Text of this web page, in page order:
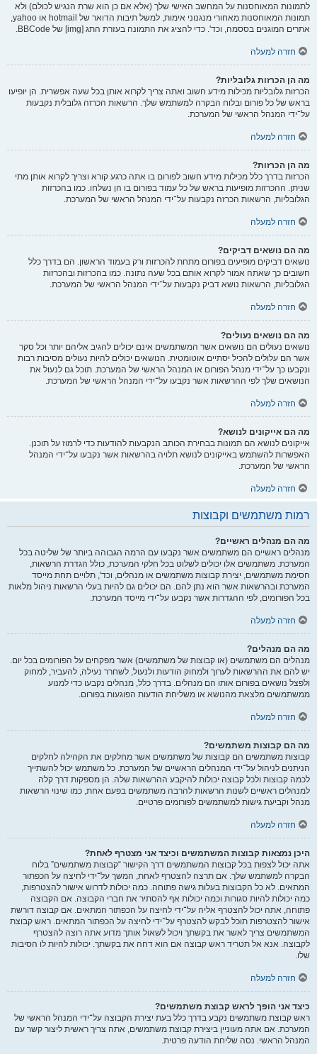
לתמונות המאוחסנות על המחשב האישי שלך (אלא אם כן הוא שרת הנגיש לכולם) ולא
תמונות המאוחסנות מאחורי מנגנוני אימות, למשל תיבות הדואר של hotmail או yahoo,
אתרים המוגנים בססמה, וכד'. כדי להציג את התמונה בעזרת התג [img] של BBCode.
חזרה למעלה
מה הן הכרזות גלובליות?
הכרזות גלובליות מכילות מידע חשוב ואתה צריך לקרוא אותן בכל שעה אפשרית. הן יופיעו
בראש של כל פורום ובלוח הבקרה למשתמש שלך. הרשאות הכרזה גלובלית נקבעות
על־ידי המנהל הראשי של המערכת.
חזרה למעלה
מה הן הכרזות?
הכרזות בדרך כלל מכילות מידע חשוב לפורום בו אתה כרגע קורא וצריך לקרוא אותן מתי
שניתן. ההכרזות מופיעות בראש של כל עמוד בפורום בו הן נשלחו. כמו בהכרזות
הגלובליות, הרשאות הכרזה נקבעות על־ידי המנהל הראשי של המערכת.
חזרה למעלה
מה הם נושאים דביקים?
נושאים דביקים מופיעים בפורום מתחת להכרזות ורק בעמוד הראשון. הם בדרך כלל
חשובים כך שאתה אמור לקרוא אותם בכל שעה נתונה. כמו בהכרזות ובהכרזות
הגלובליות, הרשאות נושא דביק נקבעות על־ידי המנהל הראשי של המערכת.
חזרה למעלה
מה הם נושאים נעולים?
נושאים נעולים הם נושאים אשר המשתמשים אינם יכולים להגיב אליהם יותר וכל סקר
אשר הם עלולים להכיל יסתיים אוטומטית. הנושאים יכולים להיות נעולים מסיבות רבות
ונקבעו כך על־ידי מנהל הפורום או המנהל הראשי של המערכת. תוכל גם לנעול את
הנושאים שלך לפי ההרשאות אשר נקבעו על־ידי המנהל הראשי של המערכת.
חזרה למעלה
מה הם אייקונים לנושא?
אייקונים לנושא הם תמונות בבחירת הכותב הנקבעות להודעות כדי לרמוז על תוכנן.
האפשרות להשתמש באייקונים לנושא תלויה בהרשאות אשר נקבעו על־ידי המנהל
הראשי של המערכת.
חזרה למעלה
רמות משתמשים וקבוצות
מה הם מנהלים ראשיים?
מנהלים ראשיים הם משתמשים אשר נקבעו עם הרמה הגבוהה ביותר של שליטה בכל
המערכת. משתמשים אלו יכולים לשלוט בכל חלקי המערכת, כולל הגדרת הרשאות,
חסימת משתמשים, יצירת קבוצות משתמשים או מנהלים, וכד', תלויים תחת מייסד
המערכת ובהרשאות אשר הוא נתן להם. הם יכולים גם להיות בעלי הרשאות ניהול מלאות
בכל הפורומים, לפי ההגדרות אשר נקבעו על־ידי מייסד המערכת.
חזרה למעלה
מה הם מנהלים?
מנהלים הם משתמשים (או קבוצות של משתמשים) אשר מפקחים על הפורומים בכל יום.
יש להם את ההרשאות לערוך ולמחוק הודעות ולנעול, לשחרר נעילה, להעביר, למחוק
ולפצל נושאים בפורום אותו הם מנהלים. בדרך כלל, מנהלים נקבעו כדי למנוע
ממשתמשים מלצאת מהנושא או משליחת הודעות הפוגעות בפורום.
חזרה למעלה
מה הם קבוצות משתמשים?
קבוצות משתמשים הם קבוצות של משתמשים אשר מחלקים את הקהילה לחלקים
הניתנים לניהול על־ידי המנהלים הראשיים של המערכת. כל משתמש יכול להשתייך
לכמה קבוצות ולכל קבוצה יכולות להיקבע ההרשאות שלה. הן מספקות דרך קלה
למנהלים ראשיים לשנות הרשאות להרבה משתמשים בפעם אחת, כמו שינוי הרשאות
מנהל וקביעת גישות למשתמשים לפורומים פרטיים.
חזרה למעלה
היכן נמצאות קבוצות המשתמשים וכיצד אני מצטרף לאחת?
אתה יכול לצפות בכל קבוצות המשתמשים דרך הקישור “קבוצות משתמשים” בלוח
הבקרה למשתמש שלך. אם תרצה להצטרף לאחת, המשך על־ידי לחיצה על הכפתור
המתאים. לא כל הקבוצות בעלות גישה פתוחה. כמה יכולות לדרוש אישור להצטרפות,
כמה יכולות להיות סגורות וכמה יכולות אף להסתיר את חברי הקבוצה. אם הקבוצה
פתוחה, אתה יכול להצטרף אליה על־ידי לחיצה על הכפתור המתאים. אם קבוצה דורשת
אישור להצטרפות תוכל לבקש להצטרף על־ידי לחיצה על הכפתור המתאים. ראש קבוצת
המשתמשים צריך לאשר את בקשתך ויכול לשאול אותך מדוע אתה רוצה להצטרף
לקבוצה. אנא אל תטריד ראש קבוצה אם הוא דחה את בקשתך. יכולות להיות לו הסיבות
שלו.
חזרה למעלה
כיצד אני הופך לראש קבוצת משתמשים?
ראש קבוצת משתמשים נקבע בדרך כלל בעת יצירת הקבוצה על־ידי המנהל הראשי של
המערכת. אם אתה מעוניין ביצירת קבוצת משתמשים, אתה צריך ראשית ליצור קשר עם
המנהל הראשי. נסה שליחת הודעה פרטית.